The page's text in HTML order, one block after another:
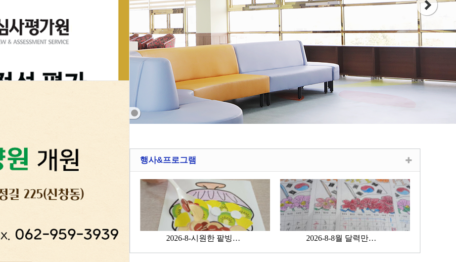
산들요양병원 26년 7월 행복밥상이 있는 특별한 점심시간
행사&프로그램
2026-8-시원한 팥빙수 만들기 2026-8-8월 달력만들기